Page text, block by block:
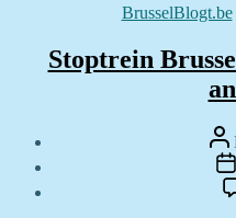
BrusselBlogt.be
Stoptrein